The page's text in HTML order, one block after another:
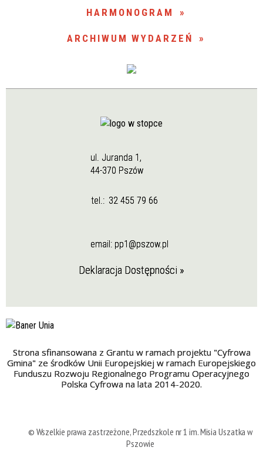
HARMONOGRAM
ARCHIWUM WYDARZEŃ
ul. Juranda 1,
44-370 Pszów
tel.: 32 455 79 66
email: pp1@pszow.pl
Deklaracja Dostępności »
Strona sfinansowana z Grantu w ramach projektu "Cyfrowa
Gmina" ze środków Unii Europejskiej w ramach Europejskiego
Funduszu Rozwoju Regionalnego Programu Operacyjnego
Polska Cyfrowa na lata 2014-2020.
© Wszelkie prawa zastrzeżone, Przedszkole nr 1 im. Misia Uszatka w
Pszowie